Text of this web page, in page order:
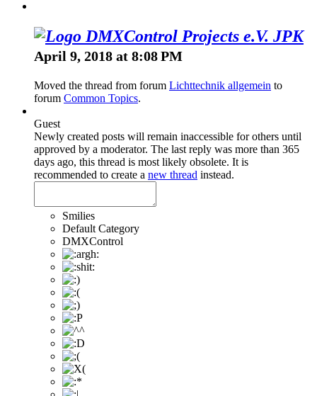
JPK
April 9, 2018 at 8:08 PM
Moved the thread from forum Lichttechnik allgemein to
forum Common Topics.
Guest
Newly created posts will remain inaccessible for others until
approved by a moderator. The last reply was more than 365
days ago, this thread is most likely obsolete. It is
recommended to create a new thread instead.
Smilies
Default Category
DMXControl